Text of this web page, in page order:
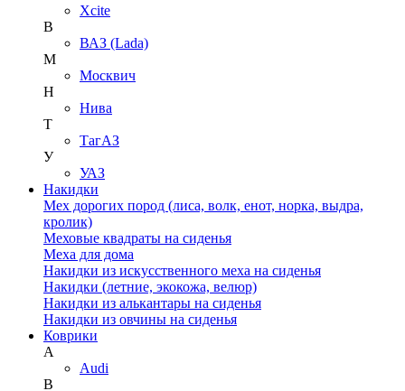
Xcite
В
ВАЗ (Lada)
М
Москвич
Н
Нива
Т
ТагАЗ
У
УАЗ
Накидки
Мех дорогих пород (лиса, волк, енот, норка, выдра,
кролик)
Меховые квадраты на сиденья
Меха для дома
Накидки из искусственного меха на сиденья
Накидки (летние, экокожа, велюр)
Накидки из алькантары на сиденья
Накидки из овчины на сиденья
Коврики
A
Audi
B